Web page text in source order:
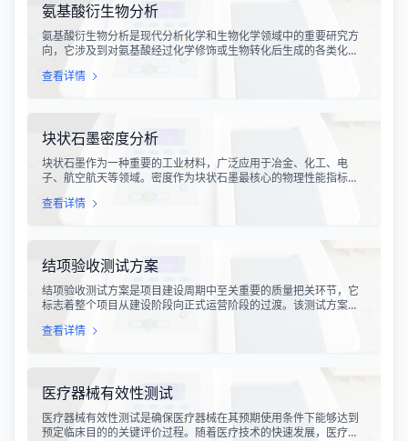
氨基酸衍生物分析
氨基酸衍生物分析是现代分析化学和生物化学领域中的重要研究方
向，它涉及到对氨基酸经过化学修饰或生物转化后生成的各类化合
内通过多种代谢途径转化为具有特定生理活性的衍生物，这些衍生
查看详情
块状石墨密度分析
块状石墨作为一种重要的工业材料，广泛应用于冶金、化工、电
子、航空航天等领域。密度作为块状石墨最核心的物理性能指标之
状石墨密度分析是通过科学规范的检测手段，准确测定石墨材料的
查看详情
结项验收测试方案
结项验收测试方案是项目建设周期中至关重要的质量把关环节，它
标志着整个项目从建设阶段向正式运营阶段的过渡。该测试方案通
能表现等核心要素进行全面验证，确保项目交付成果能够满足设计
查看详情
医疗器械有效性测试
医疗器械有效性测试是确保医疗器械在其预期使用条件下能够达到
预定临床目的的关键评价过程。随着医疗技术的快速发展，医疗器